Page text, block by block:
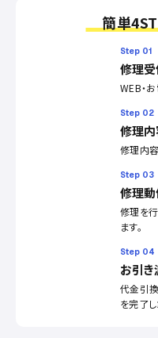
簡単
Step 01
修理
WEB・
Step 02
修理内
修理内容
Step 03
修理
修理を
ます。
Step 04
お引き
代金引
を完了